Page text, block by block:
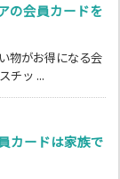
の会員カードを
物がお得になる会
チッ ...
カードは家族で